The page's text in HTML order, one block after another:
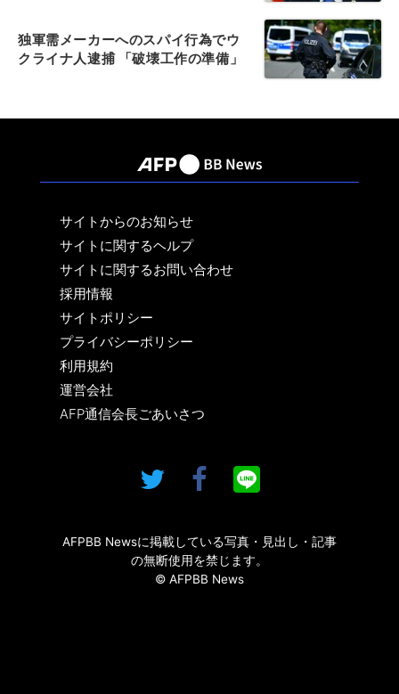
独軍需メーカーへのスパイ行為でウ
クライナ人逮捕 「破壊工作の準備」
サイトからのお知らせ
サイトに関するヘルプ
サイトに関するお問い合わせ
採用情報
サイトポリシー
プライバシーポリシー
利用規約
運営会社
AFP通信会長ごあいさつ
AFPBB Newsに掲載している写真・見出し・記事
の無断使用を禁じます。
© AFPBB News